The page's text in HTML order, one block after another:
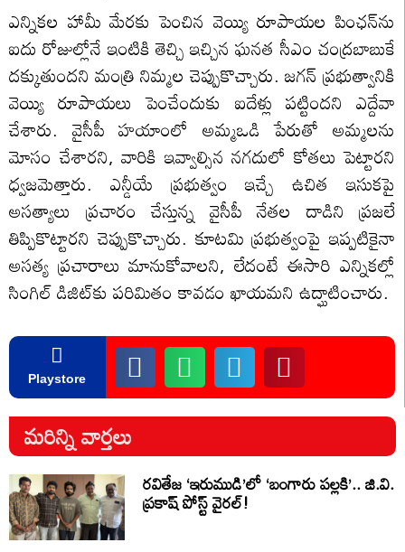
ఎన్నికల హామీ మేరకు పెంచిన వెయ్యి రూపాయల పింఛన్‌ను
ఐదు రోజుల్లోనే ఇంటికి తెచ్చి ఇచ్చిన ఘనత సీఎం చంద్రబాబుకే
దక్కుతుందని మంత్రి నిమ్మల చెప్పుకొచ్చారు. జగన్ ప్రభుత్వానికి
వెయ్యి రూపాయలు పెంచేందుకు ఐదేళ్లు పట్టిందని ఎద్దేవా
చేశారు. వైసీపీ హయాంలో అమ్మఒడి పేరుతో అమ్మలను
మోసం చేశారని, వారికి ఇవ్వాల్సిన నగదులో కోతలు పెట్టారని
ధ్వజమెత్తారు. ఎన్డీయే ప్రభుత్వం ఇచ్చే ఉచిత ఇసుకపై
అసత్యాలు ప్రచారం చేస్తున్న వైసీపీ నేతల దాడిని ప్రజలే
తిప్పికొట్టారని చెప్పుకొచ్చారు. కూటమి ప్రభుత్వంపై ఇప్పటికైనా
అసత్య ప్రచారాలు మానుకోవాలని, లేదంటే ఈసారి ఎన్నికల్లో
సింగిల్ డిజిట్‌కు పరిమితం కావడం ఖాయమని ఉద్ఘాటించారు.
Playstore
మరిన్ని వార్తలు
రవితేజ ‘ఇరుముడి’లో ‘బంగారు పల్లకి’.. జి.వి.
ప్రకాష్ పోస్ట్ వైరల్!